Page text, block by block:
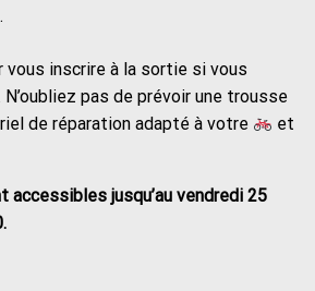
vous inscrire à la sortie si vous
pas de prévoir une trousse
de réparation adapté à votre
et
jusqu’au vendredi 25